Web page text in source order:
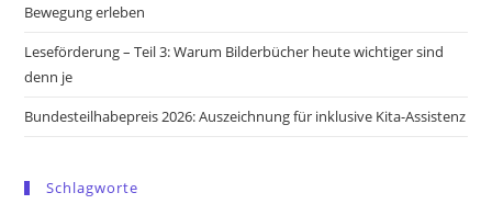
Bewegung erleben
Leseförderung – Teil 3: Warum Bilderbücher heute wichtiger sind
denn je
Bundesteilhabepreis 2026: Auszeichnung für inklusive Kita-Assistenz
Schlagworte